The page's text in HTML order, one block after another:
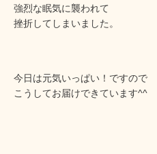
強烈な眠気に襲われて
挫折してしまいました。
今日は元気いっぱい！ですので
こうしてお届けできています^^